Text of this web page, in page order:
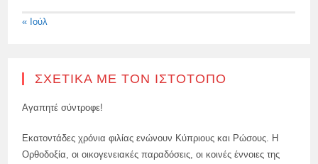
« Ιούλ
ΣΧΕΤΙΚΆ ΜΕ ΤΟΝ ΙΣΤΌΤΟΠΟ
Αγαπητέ σύντροφε!
Εκατοντάδες χρόνια φιλίας ενώνουν Κύπριους και Ρώσους. Η
Ορθοδοξία, οι οικογενειακές παραδόσεις, οι κοινές έννοιες της